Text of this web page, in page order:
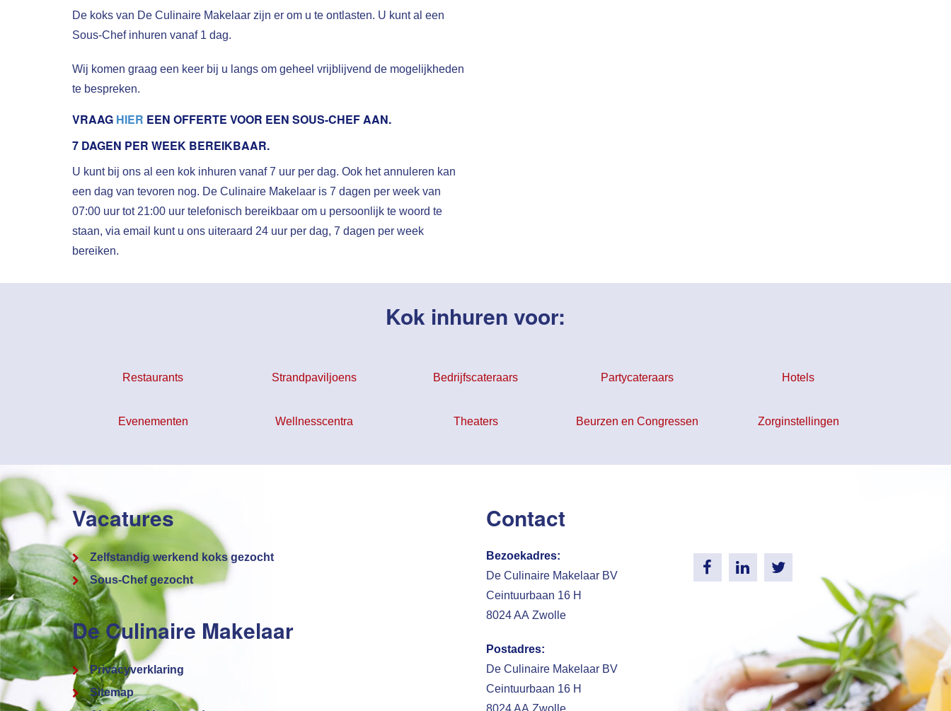
De koks van De Culinaire Makelaar zijn er om u te ontlasten. U kunt al een
Sous-Chef inhuren vanaf 1 dag.
Wij komen graag een keer bij u langs om geheel vrijblijvend de mogelijkheden
te bespreken.
VRAAG HIER EEN OFFERTE VOOR EEN SOUS-CHEF AAN.
7 DAGEN PER WEEK BEREIKBAAR.
U kunt bij ons al een kok inhuren vanaf 7 uur per dag. Ook het annuleren kan
een dag van tevoren nog. De Culinaire Makelaar is 7 dagen per week van
07:00 uur tot 21:00 uur telefonisch bereikbaar om u persoonlijk te woord te
staan, via email kunt u ons uiteraard 24 uur per dag, 7 dagen per week
bereiken.
Kok inhuren voor:
Restaurants Strandpaviljoens Bedrijfscateraars Partycateraars Hotels
Evenementen Wellnesscentra Theaters Beurzen en Congressen Zorginstellingen
Vacatures
Zelfstandig werkend koks gezocht
Sous-Chef gezocht
De Culinaire Makelaar
Privacyverklaring
Sitemap
Contact
Bezoekadres:
De Culinaire Makelaar BV
Ceintuurbaan 16 H
8024 AA Zwolle
Postadres:
De Culinaire Makelaar BV
Ceintuurbaan 16 H
8024 AA Zwolle